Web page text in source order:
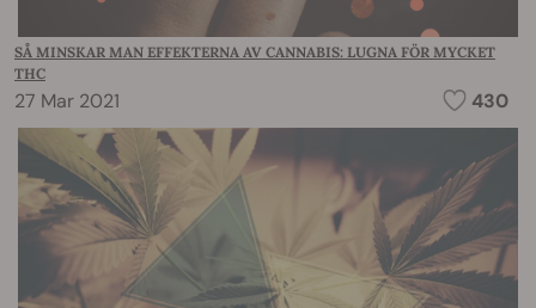
SÅ MINSKAR MAN EFFEKTERNA AV CANNABIS: LUGNA FÖR MYCKET
THC
27 Mar 2021 430